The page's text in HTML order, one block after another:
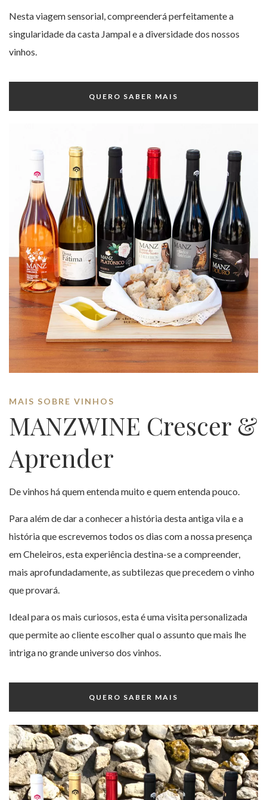
Nesta viagem sensorial, compreenderá perfeitamente a
singularidade da casta Jampal e a diversidade dos nossos
vinhos.
QUERO SABER MAIS
MAIS SOBRE VINHOS
MANZWINE Crescer &
Aprender
De vinhos há quem entenda muito e quem entenda pouco.
Para além de dar a conhecer a história desta antiga vila e a
história que escrevemos todos os dias com a nossa presença
em Cheleiros, esta experiência destina-se a compreender,
mais aprofundadamente, as subtilezas que precedem o vinho
que provará.
Ideal para os mais curiosos, esta é uma visita personalizada
que permite ao cliente escolher qual o assunto que mais lhe
intriga no grande universo dos vinhos.
QUERO SABER MAIS